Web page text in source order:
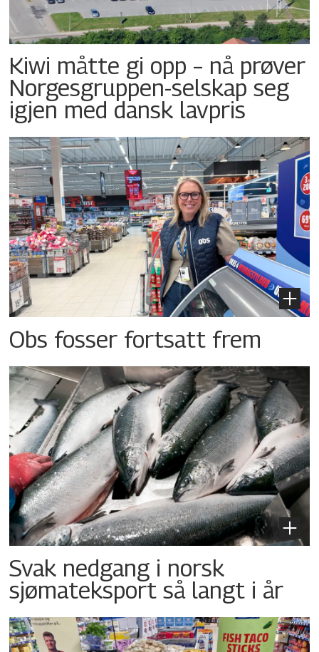
Kiwi måtte gi opp – nå prøver
Norgesgruppen-selskap seg
igjen med dansk lavpris
Obs fosser fortsatt frem
Svak nedgang i norsk
sjømateksport så langt i år